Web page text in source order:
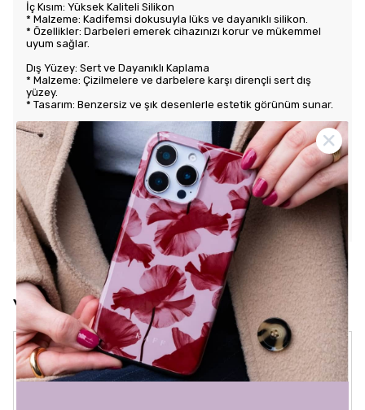
İç Kısım: Yüksek Kaliteli Silikon
* Malzeme: Kadifemsi dokusuyla lüks ve dayanıklı silikon.
* Özellikler: Darbeleri emerek cihazınızı korur ve mükemmel
uyum sağlar.
Dış Yüzey: Sert ve Dayanıklı Kaplama
* Malzeme: Çizilmelere ve darbelere karşı dirençli sert dış
yüzey.
* Tasarım: Benzersiz ve şık desenlerle estetik görünüm sunar.
Kullanım Kolaylığı
* Tuş Erişimi: Tuşlara kolay erişim sağlayarak kullanım rahatlığı
sunar.
* Uyum: Telefonunuza tam oturarak gevşek durmaz ve kaliteli
bir his verir.
KARGO VE İADE POLİTİKASI
Yorumlar
Crystal Sage